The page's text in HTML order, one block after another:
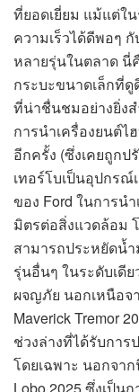
ที่ยอดเยี่ยม แม้แต่ใ
ความเร็วได้ดีพอๆ
หลายรุ่นในตลาด นี่
กระบะขนาดเล็กที่
ที่น่าชื่นชมอย่างยิ่งส
การนำเครื่องยนต์
อีกครั้ง (ซึ่งเคยถูก
เทอร์โบเป็นอุปกร
ของ Ford ในการน
มิตรต่อสิ่งแวดล้อม
สามารถประหยัดน้ำ
รุ่นอื่นๆ ในระดับเดี
ผจญภัย นอกเหนือจ
Maverick Tremor
ช่วงล่างที่ได้รับการ
โดยเฉพาะ นอกจาก